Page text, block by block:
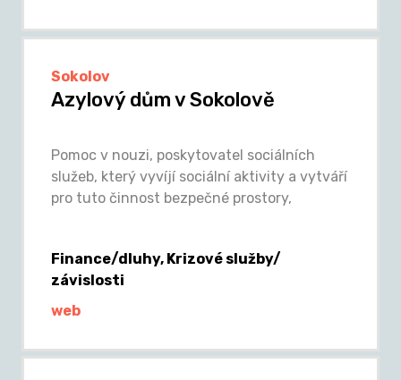
Sokolov
Azylový dům v Sokolově
Pomoc v nouzi, poskytovatel sociálních
služeb, který vyvíjí sociální aktivity a vytváří
pro tuto činnost bezpečné prostory,
Finance/dluhy, Krizové služby/
závislosti
web